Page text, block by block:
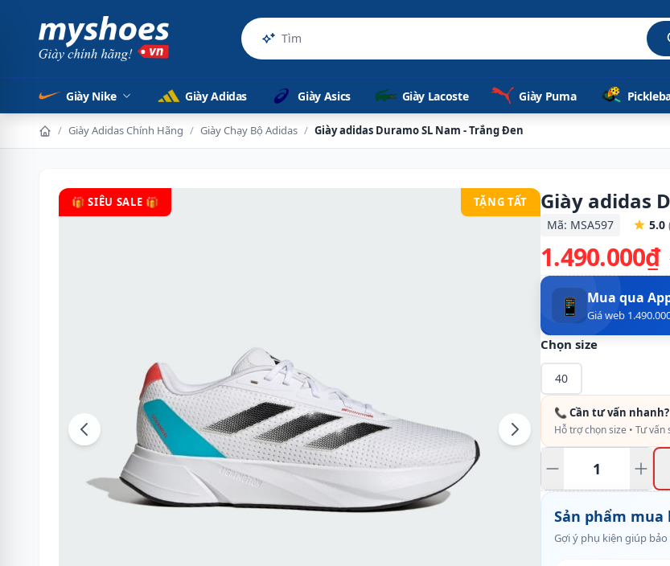
Sản phẩm
Giày Nike Giày Adidas Giày Asics Giày Lacoste Giày Puma
/ Giày Adidas Chính Hãng / Giày Chạy Bộ Adidas / Giày adidas Duramo SL Nam - Trắng Đen
🎁 SIÊU SALE 🎁 TẶNG TẤT Giày adidas
Mã: MSA597 5.0
1.490.000₫
📱 Mua qua
Giá web
Chọn size
40
📞 Cần tư vấn nhanh?
Hỗ trợ chọn size • Tư vấn
Sản phẩm mua
Gợi ý phụ kiện giúp